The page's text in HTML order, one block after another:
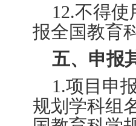
12.不得
报全国教育
五、申报
1.项目申
规划学科组